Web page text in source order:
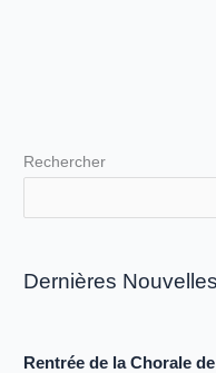
Rechercher
Dernières Nouvelles
Rentrée de la Chorale